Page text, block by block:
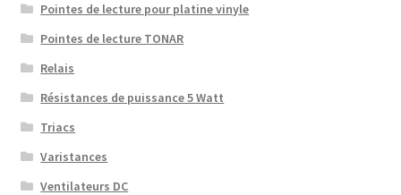
Pointes de lecture pour platine vinyle
Pointes de lecture TONAR
Relais
Résistances de puissance 5 Watt
Triacs
Varistances
Ventilateurs DC